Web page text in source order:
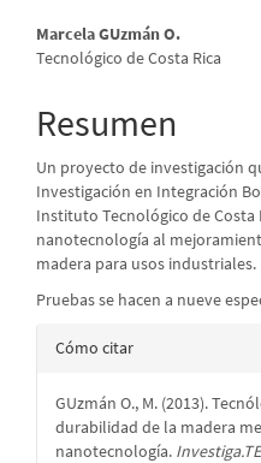
Contenido
principal
del
artículo
Marcela GUzmán O.
Tecnológico de Costa Rica
Resumen
Un proyecto de investigación
Investigación en Integración
Instituto Tecnológico de Costa
nanotecnología al
madera para usos industriales.
Pruebas se hacen a nueve
Detalles
artículo
Cómo citar
GUzmán O., M. (2013).
durabilidad de la madera
nanotecnología.